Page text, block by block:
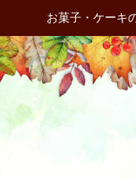
お菓子・ケーキ